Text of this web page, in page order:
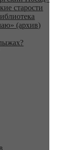
старости
(архив)